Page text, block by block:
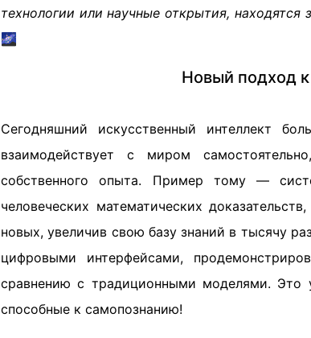
технологии или научные открытия, находятся
🌌
Новый подход
Сегодняшний искусственный интеллект
взаимодействует с миром
собственного опыта. Пример тому —
человеческих математических
новых, увеличив свою базу знаний в тысячу
цифровыми интерфейсами,
сравнению с традиционными моделями.
способные к самопознанию!